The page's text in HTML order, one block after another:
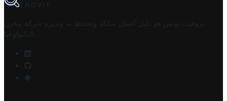
TROVIT
تروفيت تونس هو دليل أعمال تملكه وتحتفظ به وتديره
شركة مخزن
التكنولوجيا